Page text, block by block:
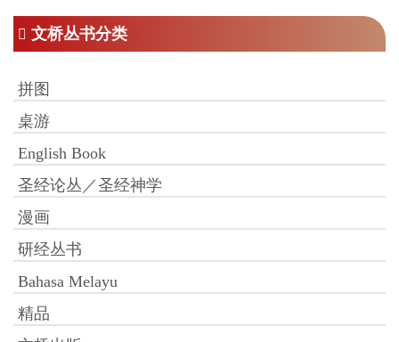
文桥丛书分类
拼图
桌游
English Book
圣经论丛／圣经神学
漫画
研经丛书
Bahasa Melayu
精品